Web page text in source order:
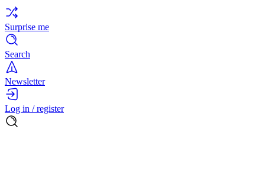
Surprise me
Search
Newsletter
Log in / register